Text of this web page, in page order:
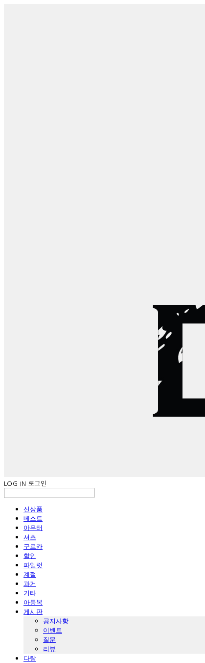
LOG IN 로그인
신상품
베스트
아우터
셔츠
구르카
할인
파일럿
계절
과거
기타
아동복
게시판
공지사항
이벤트
질문
리뷰
다람